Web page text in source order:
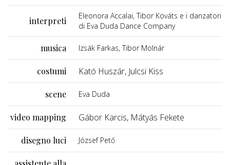
interpreti
Eleonora Accalai, Tibor Kováts e i danzatori
di Eva Duda Dance Company
musica Izsák Farkas, Tibor Molnár
costumi Kató Huszár, Julcsi Kiss
scene Eva Duda
video mapping Gábor Karcis, Mátyás Fekete
disegno luci József Pető